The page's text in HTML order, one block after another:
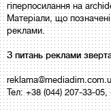
гіперпосилання на
Матеріали, що
реклами.
З питань реклами
Тел: +38 (044) 207-33-